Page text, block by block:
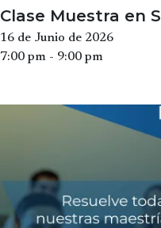
Clase Muestra en
16 de Junio de 2026
7:00 pm - 9:00 pm